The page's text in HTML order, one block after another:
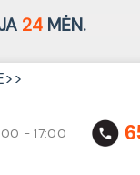
24MĖN.
- 17:00